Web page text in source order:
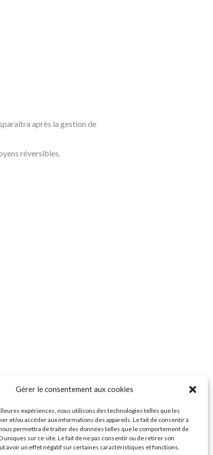
Gérer le consentement aux cookies
expériences, nous utilisons des technologies telles que les
et/ou accéder aux informations des appareils. Le fait de consentir à
permettra de traiter des données telles que le comportement de
uniques sur ce site. Le fait de ne pas consentir ou de retirer son
avoir un effet négatif sur certaines caractéristiques et fonctions.
après la gestion de
réversibles.